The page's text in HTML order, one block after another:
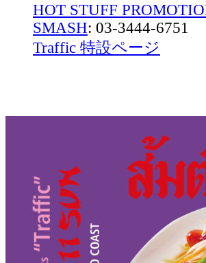
HOT STUFF
SMASH: 03-3444-6751
Traffic 特設ページ